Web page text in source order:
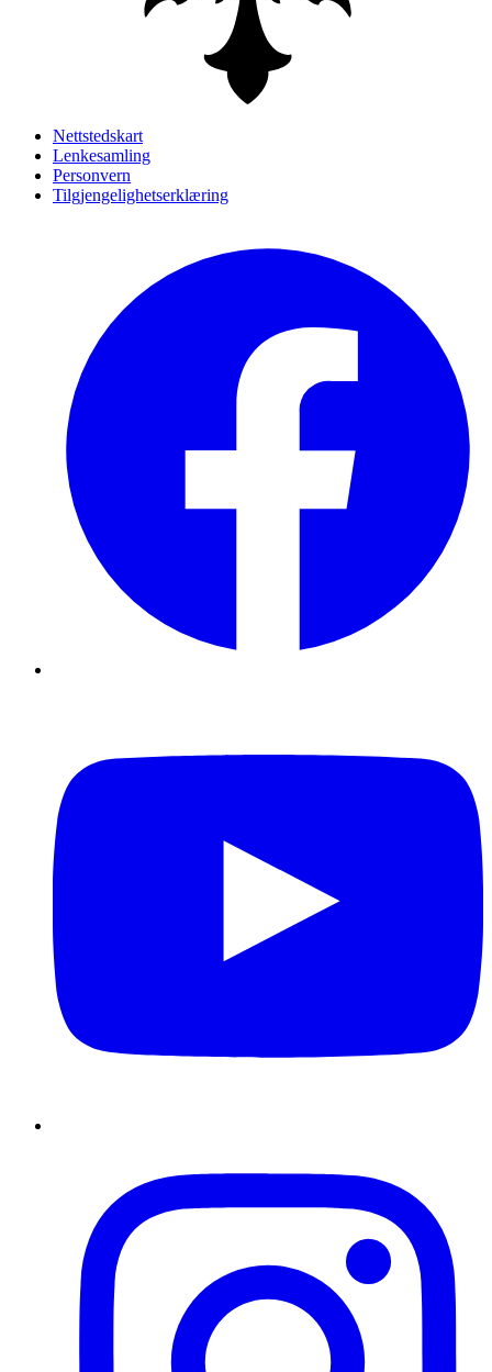
Nettstedskart
Lenkesamling
Personvern
Tilgjengelighetserklæring